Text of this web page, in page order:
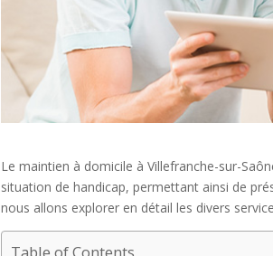
Le maintien à domicile à Villefranche-sur-
situation de handicap, permettant ainsi de
nous allons explorer en détail les divers
Table of Contents